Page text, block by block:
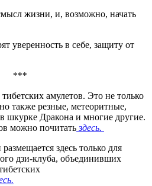
жизни, и, возможно, начать
уверенность в себе, защиту от
***
амулетов. Это не только
также резные, метеоритные,
шкурке Дракона и многие другие.
можно почитатьздесь.
здесь только для
дзи-клуба, объединивших